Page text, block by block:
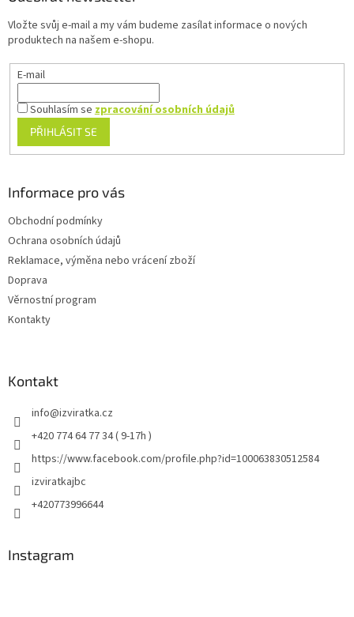
Vložte svůj e-mail a my vám budeme zasílat informace o nových
produktech na našem e-shopu.
E-mail
Souhlasím se zpracování osobních údajů
PŘIHLÁSIT SE
Informace pro vás
Obchodní podmínky
Ochrana osobních údajů
Reklamace, výměna nebo vrácení zboží
Doprava
Věrnostní program
Kontakty
Kontakt
info@izviratka.cz
+420 774 64 77 34 ( 9-17h )
https://www.facebook.com/profile.php?id=100063830512584
izviratkajbc
+420773996644
Instagram